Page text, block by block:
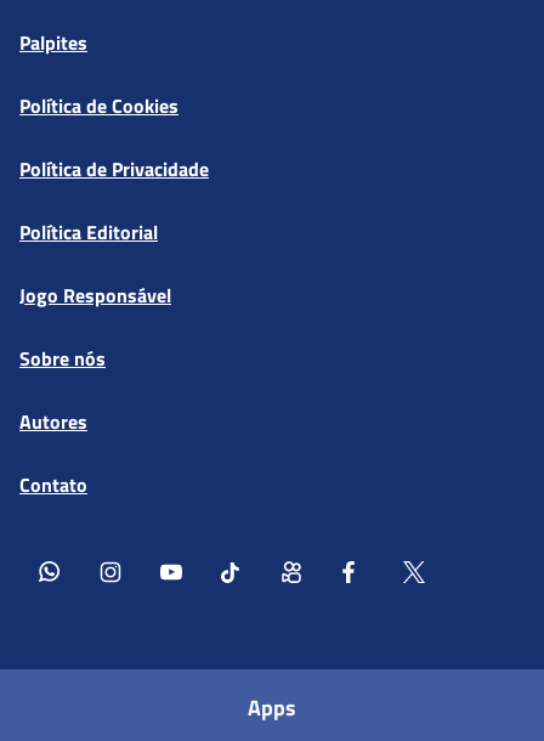
Palpites
Política de Cookies
Política de Privacidade
Política Editorial
Jogo Responsável
Sobre nós
Autores
Contato
Apps